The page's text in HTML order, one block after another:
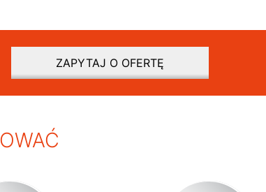
ZAPYTAJ O OFERTĘ